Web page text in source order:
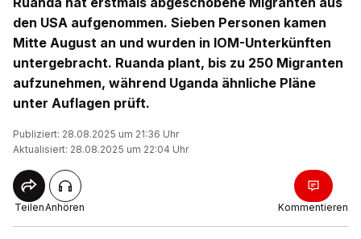
den USA aufgenommen. Sieben Personen kamen
Mitte August an und wurden in IOM-Unterkünften
untergebracht. Ruanda plant, bis zu 250 Migranten
aufzunehmen, während Uganda ähnliche Pläne
unter Auflagen prüft.
Publiziert: 28.08.2025 um 21:36 Uhr
Aktualisiert: 28.08.2025 um 22:04 Uhr
TeilenAnhören Kommentieren